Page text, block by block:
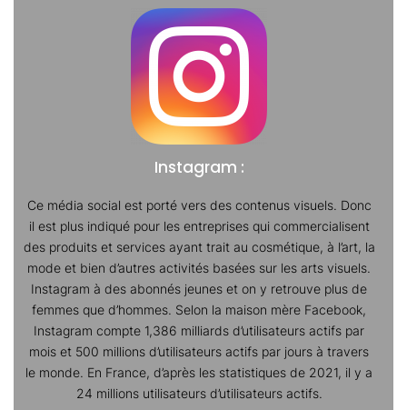
Instagram :
Ce média social est porté vers des contenus visuels. Donc
il est plus indiqué pour les entreprises qui commercialisent
des produits et services ayant trait au cosmétique, à l’art, la
mode et bien d’autres activités basées sur les arts visuels.
Instagram à des abonnés jeunes et on y retrouve plus de
femmes que d’hommes. Selon la maison mère Facebook,
Instagram compte 1,386 milliards d’utilisateurs actifs par
mois et 500 millions d’utilisateurs actifs par jours à travers
le monde. En France, d’après les statistiques de 2021, il y a
24 millions utilisateurs d’utilisateurs actifs.